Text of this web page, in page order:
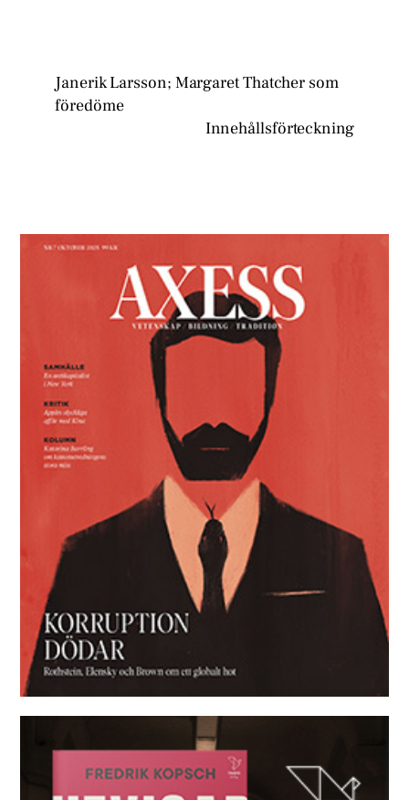
Janerik Larsson; Margaret Thatcher som
föredöme
Innehållsförteckning